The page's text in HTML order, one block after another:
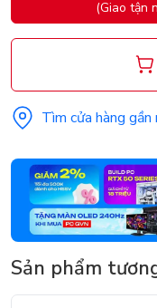
(Giao tận
Tìm cửa hàng gần
Sản phẩm